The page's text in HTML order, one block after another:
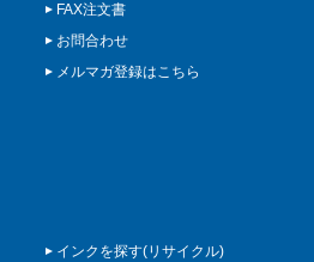
FAX注文書
お問合わせ
メルマガ登録はこちら
インクを探す(リサイクル)